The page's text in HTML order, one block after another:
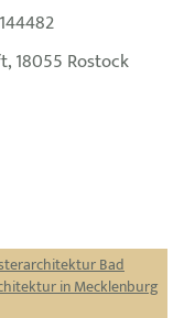
18055 Rostock
Bad
in Mecklenburg